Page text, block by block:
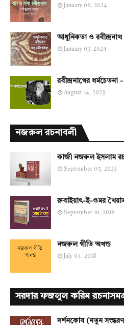
January 06, 2024
আধুনিকতা ও
January 03, 2024
রবীন্দ্রনাথের ধর্মচেতনা
August 14, 2023
নজরুল রচনাবলী
কাজী নজরুল ইসলাম
September 05, 2023
রুবাইয়াৎ-ই-ওমর
September 10, 2018
নজরুল গীতি অখন্ড
July 04, 2018
সরদার ফজলুল করিম
দর্শনকোষ (নতুন